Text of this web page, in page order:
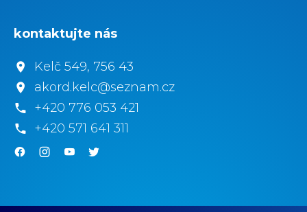
kontaktujte nás
Kelč 549, 756 43
akord.kelc@seznam.cz
+420 776 053 421
+420 571 641 311